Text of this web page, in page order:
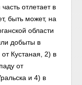
отлетает в
быть может, на
области
добыты в
Кустаная, 2) в
от
и 4) в